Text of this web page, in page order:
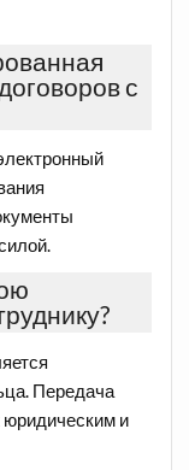
с
Передача
юридическим и